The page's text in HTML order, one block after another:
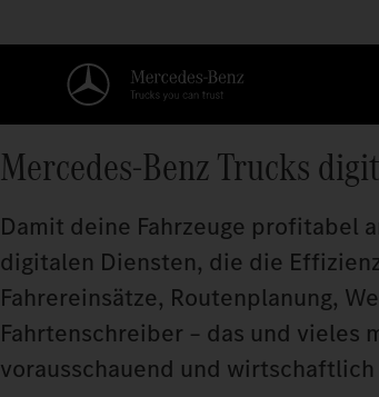
Mercedes‑Benz Trucks
Damit deine Fahrzeuge profitabel
digitalen Diensten, die die
Fahrereinsätze, Routenplanung,
Fahrtenschreiber – das und vieles
vorausschauend und